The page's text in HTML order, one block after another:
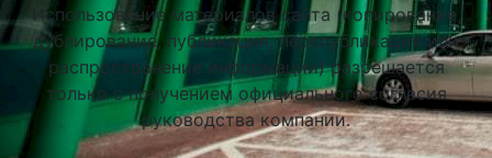
Использование материалов сайта (копирование,
дублирование, публикация, перепубликация или
распространение информации) разрешается
только с получением официального согласия
руководства компании.